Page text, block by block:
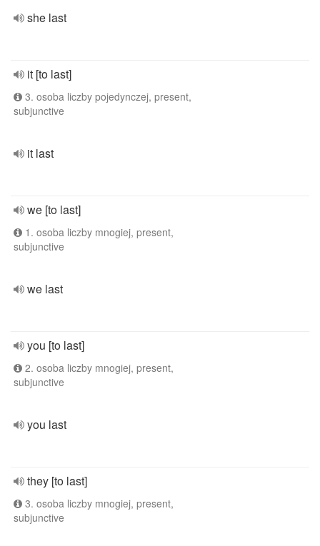
she last
it [to last]
3. osoba liczby pojedynczej, present,
subjunctive
it last
we [to last]
1. osoba liczby mnogiej, present,
subjunctive
we last
you [to last]
2. osoba liczby mnogiej, present,
subjunctive
you last
they [to last]
3. osoba liczby mnogiej, present,
subjunctive